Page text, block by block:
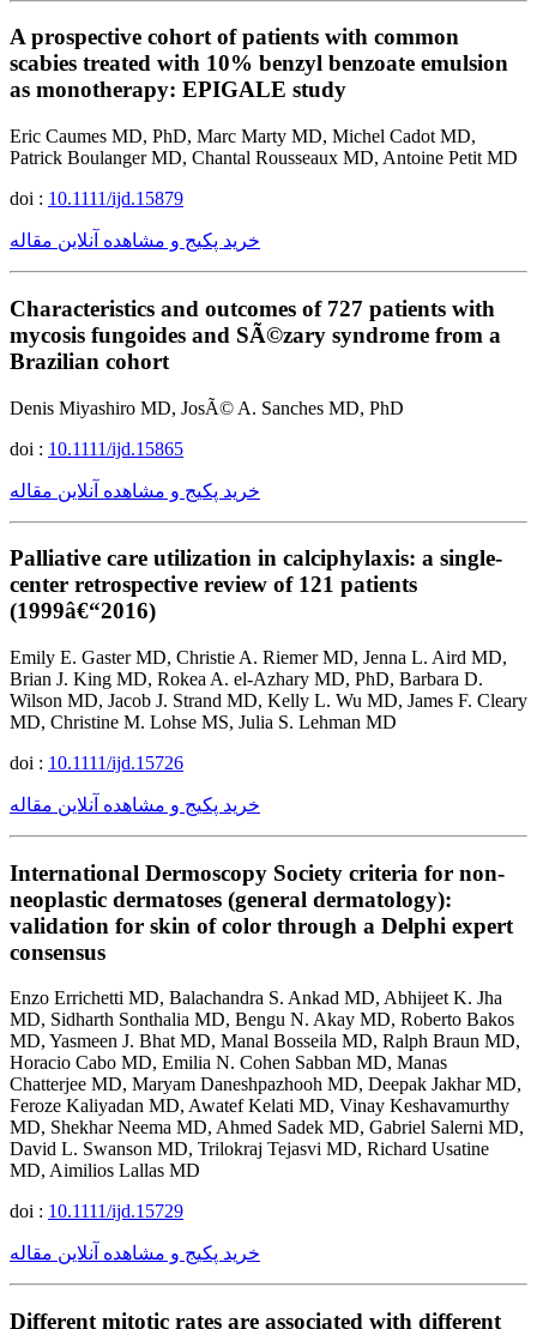
A prospective cohort of patients with common
scabies treated with 10% benzyl benzoate emulsion
as monotherapy: EPIGALE study
Eric Caumes MD, PhD, Marc Marty MD, Michel Cadot MD,
Patrick Boulanger MD, Chantal Rousseaux MD, Antoine Petit MD
doi : 10.1111/ijd.15879
خرید پکیج و مشاهده آنلاین مقاله
Characteristics and outcomes of 727 patients with
mycosis fungoides and SÃ©zary syndrome from a
Brazilian cohort
Denis Miyashiro MD, JosÃ© A. Sanches MD, PhD
doi : 10.1111/ijd.15865
خرید پکیج و مشاهده آنلاین مقاله
Palliative care utilization in calciphylaxis: a single-
center retrospective review of 121 patients
(1999â€“2016)
Emily E. Gaster MD, Christie A. Riemer MD, Jenna L. Aird MD,
Brian J. King MD, Rokea A. el-Azhary MD, PhD, Barbara D.
Wilson MD, Jacob J. Strand MD, Kelly L. Wu MD, James F. Cleary
MD, Christine M. Lohse MS, Julia S. Lehman MD
doi : 10.1111/ijd.15726
خرید پکیج و مشاهده آنلاین مقاله
International Dermoscopy Society criteria for non-
neoplastic dermatoses (general dermatology):
validation for skin of color through a Delphi expert
consensus
Enzo Errichetti MD, Balachandra S. Ankad MD, Abhijeet K. Jha
MD, Sidharth Sonthalia MD, Bengu N. Akay MD, Roberto Bakos
MD, Yasmeen J. Bhat MD, Manal Bosseila MD, Ralph Braun MD,
Horacio Cabo MD, Emilia N. Cohen Sabban MD, Manas
Chatterjee MD, Maryam Daneshpazhooh MD, Deepak Jakhar MD,
Feroze Kaliyadan MD, Awatef Kelati MD, Vinay Keshavamurthy
MD, Shekhar Neema MD, Ahmed Sadek MD, Gabriel Salerni MD,
David L. Swanson MD, Trilokraj Tejasvi MD, Richard Usatine
MD, Aimilios Lallas MD
doi : 10.1111/ijd.15729
خرید پکیج و مشاهده آنلاین مقاله
Different mitotic rates are associated with different